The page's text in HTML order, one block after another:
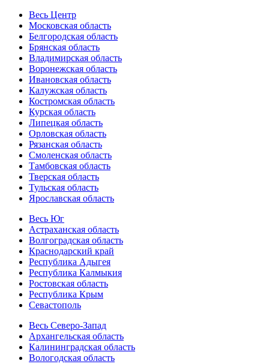
Весь Центр
Московская область
Белгородская область
Брянская область
Владимирская область
Воронежская область
Ивановская область
Калужская область
Костромская область
Курская область
Липецкая область
Орловская область
Рязанская область
Смоленская область
Тамбовская область
Тверская область
Тульская область
Ярославская область
Весь Юг
Астраханская область
Волгоградская область
Краснодарский край
Республика Адыгея
Республика Калмыкия
Ростовская область
Республика Крым
Севастополь
Весь Северо-Запад
Архангельская область
Калининградская область
Вологодская область